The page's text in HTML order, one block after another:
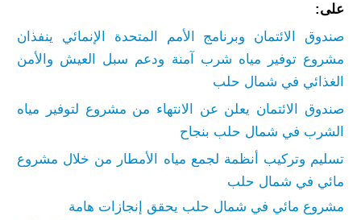
على:
صندوق الائتمان وبرنامج الأمم المتحدة الإنمائي ينفذان
مشروع توفير مياه شرب آمنة ودعم سبل العيش والأمن
الغذائي في شمال حلب
صندوق الائتمان يعلن عن الانتهاء من مشروع لتوفير مياه
الشرب في شمال حلب بنجاح
تسليم وتركيب أنظمة لجمع مياه الأمطار من خلال مشروع
مائي في شمال حلب
مشروع مائي في شمال حلب يحقق إنجازات هامة